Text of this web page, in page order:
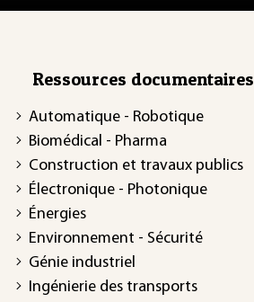
Ressources documentaires
Automatique - Robotique
Biomédical - Pharma
Construction et travaux publics
Électronique - Photonique
Énergies
Environnement - Sécurité
Génie industriel
Ingénierie des transports